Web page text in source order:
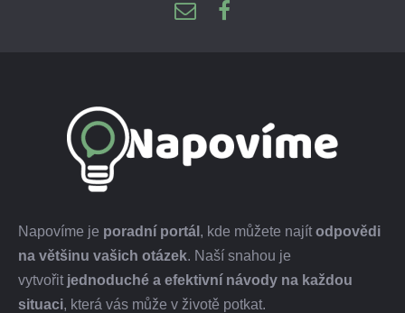
Napovíme je poradní portál , kde můžete najít odpovědi
na většinu vašich otázek. Naší snahou je
vytvořit jednoduché a efektivní návody na každou
situaci, která vás může v životě potkat.